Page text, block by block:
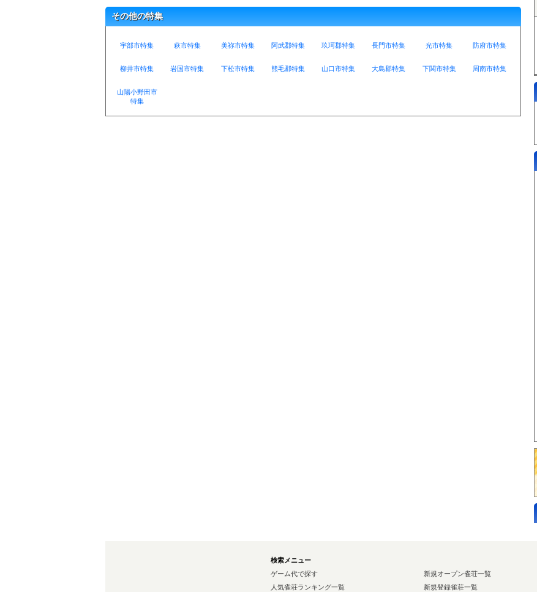
その他の特集
宇部市特集 萩市特集 美祢市特集 阿武郡特集 玖珂郡特集 長門市特集 光市特集 防府市特集
柳井市特集 岩国市特集 下松市特集 熊毛郡特集 山口市特集 大島郡特集 下関市特集 周南市特集
山陽小野田市
特集
検索メニュー
ゲーム代で探す
人気雀荘ランキング一覧
新規オープン雀荘一覧
新規登録雀荘一覧